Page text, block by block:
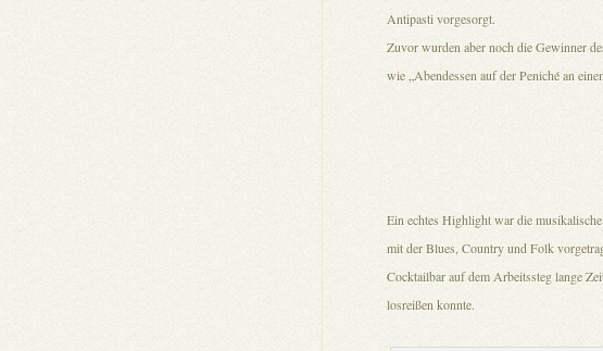
Antipasti vorgesorgt.
Zuvor wurden aber noch die Gewinner
wie „Abendessen auf der Peniché an
Ein echtes Highlight war die
mit der Blues, Country und Folk
Cocktailbar auf dem Arbeitssteg lange
losreißen konnte.